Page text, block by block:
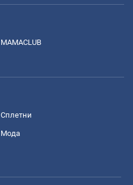
MAMACLUB
Сплетни
Мода